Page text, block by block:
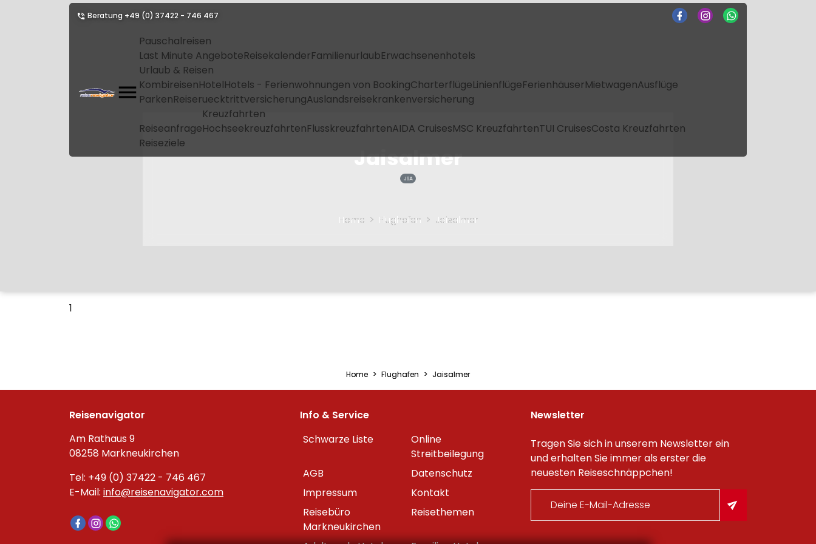
Beratung +49 (0) 37422 - 746 467
Pauschalreisen
Last Minute AngeboteReisekalenderFamilienurlaubErwachsenenhotels
Urlaub & Reisen
KombireisenHotelHotels - Ferienwohnungen von BookingCharterflügeLinienflügeFerienhäuserMietwagenAusflüge
ParkenReiseruecktrittversicherungAuslandsreisekrankenversicherung
Reiseanfrage
Kreuzfahrten
HochseekreuzfahrtenFlusskreuzfahrtenAIDA CruisesMSC KreuzfahrtenTUI CruisesCosta Kreuzfahrten
Reiseziele
Jaisalmer
JSA
Home Flughafen Jaisalmer
1
Home Flughafen Jaisalmer
Reisenavigator
Am Rathaus 9
08258 Markneukirchen
Tel: +49 (0) 37422 - 746 467
E-Mail: info@reisenavigator.com
Info & Service
Schwarze Liste
Online
Streitbeilegung
AGB
Datenschutz
Impressum
Kontakt
Reisebüro
Markneukirchen
Reisethemen
Newsletter
Tragen Sie sich in unserem Newsletter ein
und erhalten Sie immer als erster die
neuesten Reiseschnäppchen!